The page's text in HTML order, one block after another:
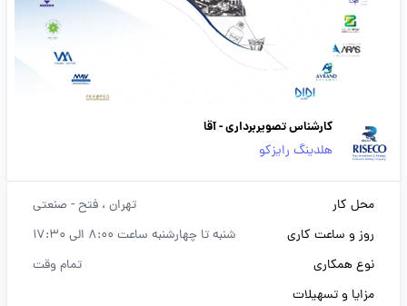
کارشناس تصویربرداری - آقا
هلدینگ رایزکو
محل کار تهران ، فتح - صنعتی
روز و ساعت کاری
شنبه تا چهارشنبه ساعت 8:00 الی 17:30
نوع همکاری
تمام وقت
مزایا و تسهیلات